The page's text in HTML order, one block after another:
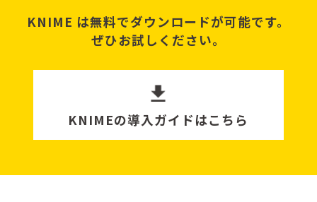
KNIME は無料でダウンロードが可能です。
ぜひお試しください。
KNIMEの導入ガイドはこちら